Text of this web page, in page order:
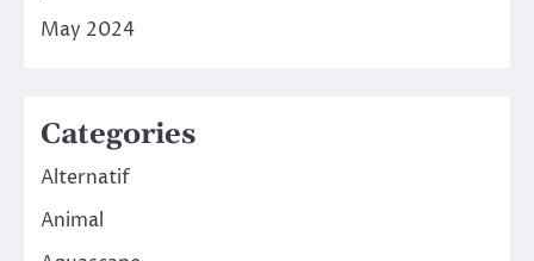
May 2024
Categories
Alternatif
Animal